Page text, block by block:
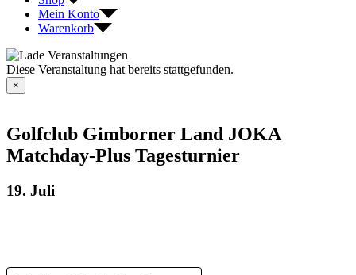
Mein Konto
Warenkorb
Diese Veranstaltung hat bereits stattgefunden.
×
Golfclub Gimborner Land JOKA
Matchday-Plus Tagesturnier
19. Juli